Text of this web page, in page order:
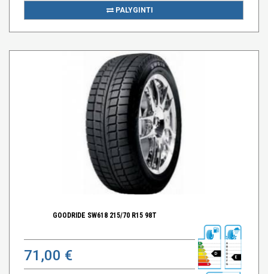
PALYGINTI
GOODRIDE SW618 215/70 R15 98T
71,00 €
D
E